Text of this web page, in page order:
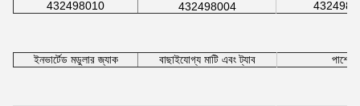
432498010 432498004
ইনভার্টেড মডুলার জ্যাক বাছাইযোগ্য মাটি এবং ট্যাব পাশের